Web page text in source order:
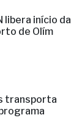
libera início da
de Olím
transporta